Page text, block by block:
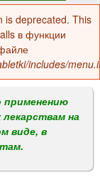
is deprecated. This
в функции
includes/
применению
на
виде, в